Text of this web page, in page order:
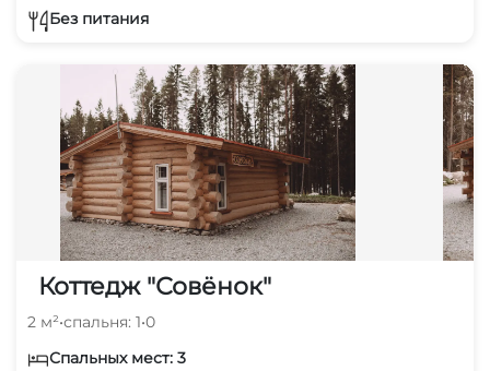
Без питания
Коттедж "Совёнок"
2 м²•спальня: 1•0
Спальных мест: 3